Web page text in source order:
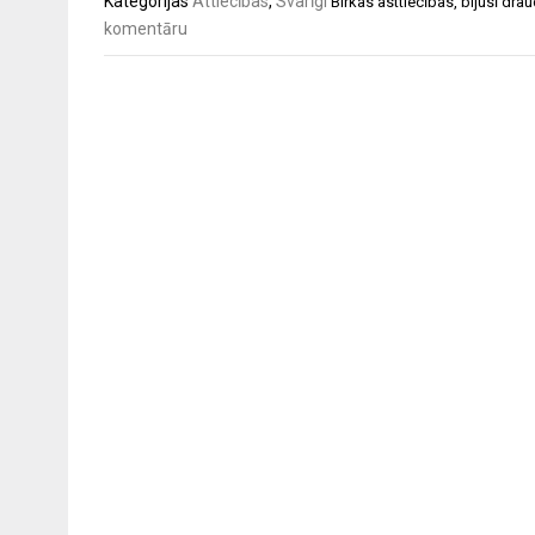
komentāru